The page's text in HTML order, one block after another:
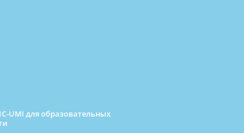
UMI для образовательных